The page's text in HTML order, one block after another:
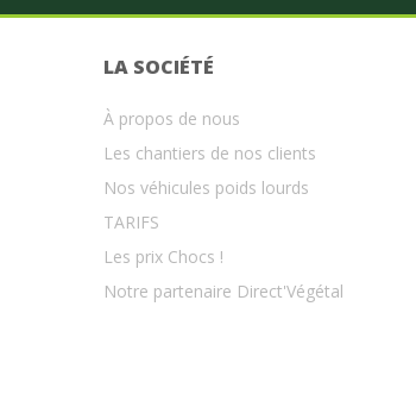
LA SOCIÉTÉ
À propos de nous
Les chantiers de nos clients
Nos véhicules poids lourds
TARIFS
Les prix Chocs !
Notre partenaire Direct'Végétal